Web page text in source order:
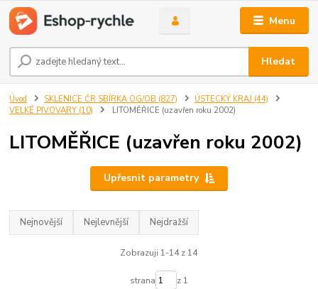
Menu
Hledat
Úvod SKLENICE ČR SBÍRKA OG/OB (827)
ÚSTECKÝ KRAJ (44)
VELKÉ PIVOVARY (10)
LITOMĚŘICE (uzavřen roku 2002)
LITOMĚŘICE (uzavřen roku 2002)
Upřesnit parametry
Nejnovější Nejlevnější Nejdražší
Zobrazuji 1-14 z 14
strana z 1